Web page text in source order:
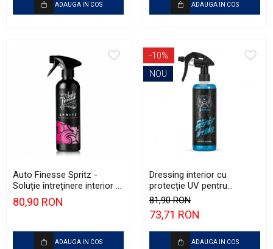
ADAUGA IN COS ADAUGA IN COS
Auto Finesse Spritz -
Soluție întreținere interior și
protecție plastice, efect
antistatic (500ml)
80,90 RON
ADAUGA IN COS
-10%
NOU
Dressing interior cu
protecție UV pentru
plastice - BadBoys Interior
Dressing Bubble Gum
(500ml)
81,90 RON
73,71 RON
ADAUGA IN COS